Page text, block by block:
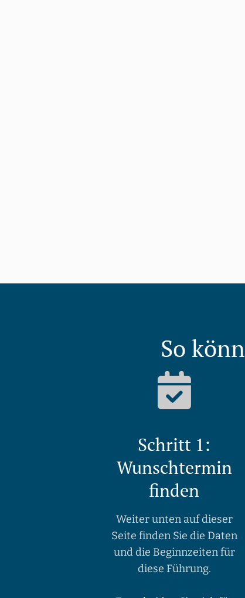
So
Schritt 1:
Wunschtermin
finden
Weiter unten auf dieser
Seite finden Sie die Daten
und die Beginnzeiten für
diese Führung.